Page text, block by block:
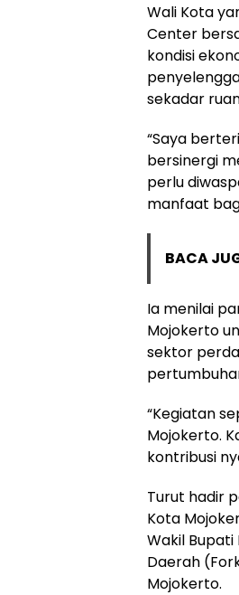
Wali Kota
Center
kondisi
sekadar
“Saya
bersinergi
perlu
manfaat
BACA
Ia menilai
Mojokerto
sektor
“Kegiatan
Mojokerto.
kontribusi
Turut hadir
Kota
Wakil
Daerah
Mojokerto.